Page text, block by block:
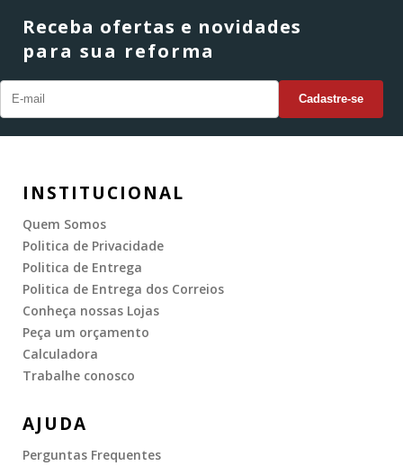
Receba ofertas e novidades
para sua reforma
INSTITUCIONAL
Quem Somos
Politica de Privacidade
Politica de Entrega
Politica de Entrega dos Correios
Conheça nossas Lojas
Peça um orçamento
Calculadora
Trabalhe conosco
AJUDA
Perguntas Frequentes